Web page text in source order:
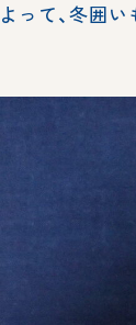
って、冬囲